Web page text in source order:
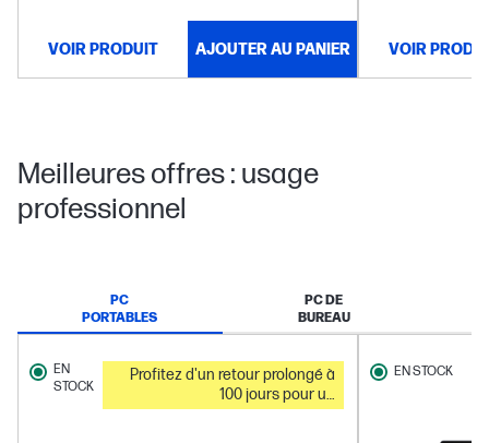
VOIR PRODUIT AJOUTER AU PANIER VOIR
Meilleures offres : usage
professionnel
PC
PORTABLES
PC DE
BUREAU
EN
STOCK
Profitez d'un retour prolongé à
100 jours pour un
remboursement intégral à
EN STOCK